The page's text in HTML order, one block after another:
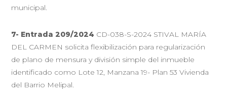
municipal.
7- Entrada 209/2024 CD-038-S-2024 STIVAL MARÍA
DEL CARMEN solicita flexibilización para regularización
de plano de mensura y división simple del inmueble
identificado como Lote 12, Manzana 19- Plan 53 Vivienda
del Barrio Melipal.